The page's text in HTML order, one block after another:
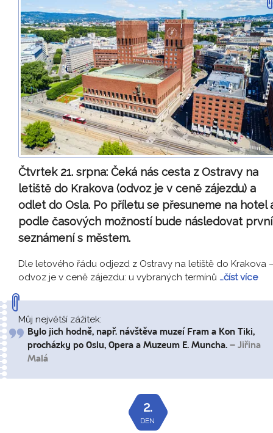
Čtvrtek 21. srpna: Čeká nás cesta z Ostravy na
letiště do Krakova (odvoz je v ceně zájezdu) a
odlet do Osla. Po příletu se přesuneme na hotel
podle časových možností bude následovat první
seznámení s městem.
Dle letového řádu odjezd z Ostravy na letiště do Krakova
odvoz je v ceně zájezdu: u vybraných termínů …číst více
Můj největší zážitek:
Bylo jich hodně, např. návštěva muzeí Fram a Kon Tiki,
procházky po Oslu, Opera a Muzeum E. Muncha. – Jiřina
Malá
2.
DEN